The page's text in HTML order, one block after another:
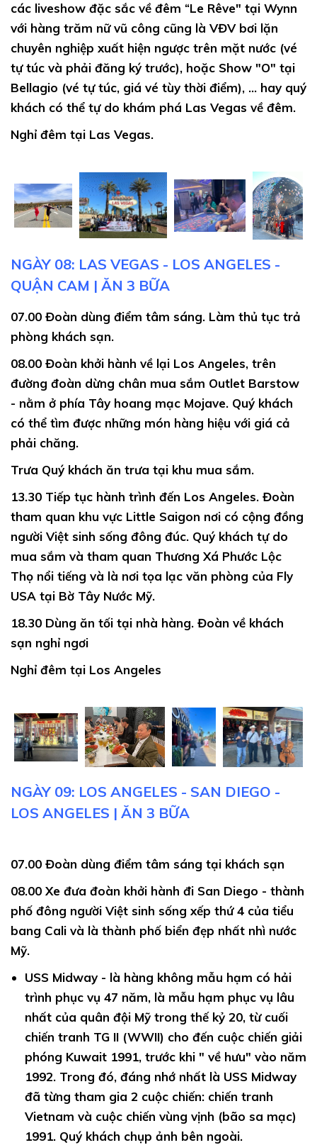
các liveshow đặc sắc về đêm “Le Rêve" tại Wynn
với hàng trăm nữ vũ công cũng là VĐV bơi lặn
chuyên nghiệp xuất hiện ngược trên mặt nước (vé
tự túc và phải đăng ký trước), hoặc Show "O" tại
Bellagio (vé tự túc, giá vé tùy thời điểm), ... hay quý
khách có thể tự do khám phá Las Vegas về đêm.
Nghỉ đêm tại Las Vegas.
NGÀY 08: LAS VEGAS - LOS ANGELES -
QUẬN CAM | ĂN 3 BỮA
07.00 Đoàn dùng điểm tâm sáng. Làm thủ tục trả
phòng khách sạn.
08.00 Đoàn khởi hành về lại Los Angeles, trên
đường đoàn dừng chân mua sắm Outlet Barstow
- nằm ở phía Tây hoang mạc Mojave. Quý khách
có thể tìm được những món hàng hiệu với giá cả
phải chăng.
Trưa Quý khách ăn trưa tại khu mua sắm.
13.30 Tiếp tục hành trình đến Los Angeles. Đoàn
tham quan khu vực Little Saigon nơi có cộng đồng
người Việt sinh sống đông đúc. Quý khách tự do
mua sắm và tham quan Thương Xá Phước Lộc
Thọ nổi tiếng và là nơi tọa lạc văn phòng của Fly
USA tại Bờ Tây Nước Mỹ.
18.30 Dùng ăn tối tại nhà hàng. Đoàn về khách
sạn nghỉ ngơi
Nghỉ đêm tại Los Angeles
NGÀY 09: LOS ANGELES - SAN DIEGO -
LOS ANGELES | ĂN 3 BỮA
07.00 Đoàn dùng điểm tâm sáng tại khách sạn
08.00 Xe đưa đoàn khởi hành đi San Diego - thành
phố đông người Việt sinh sống xếp thứ 4 của tiểu
bang Cali và là thành phố biển đẹp nhất nhì nước
Mỹ.
USS Midway - là hàng không mẫu hạm có hải
trình phục vụ 47 năm, là mẫu hạm phục vụ lâu
nhất của quân đội Mỹ trong thế kỷ 20, từ cuối
chiến tranh TG II (WWII) cho đến cuộc chiến giải
phóng Kuwait 1991, trước khi " về hưu" vào năm
1992. Trong đó, đáng nhớ nhất là USS Midway
đã từng tham gia 2 cuộc chiến: chiến tranh
Vietnam và cuộc chiến vùng vịnh (bão sa mạc)
1991. Quý khách chụp ảnh bên ngoài.